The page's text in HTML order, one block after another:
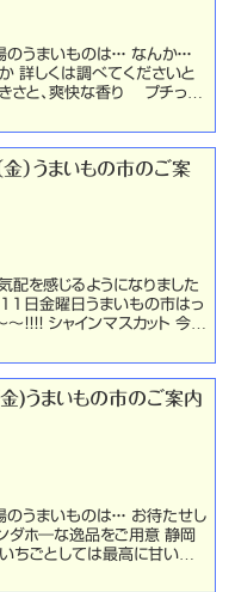
いものは・・・ なんか・・・
詳しくは調べてくださいと
さと、爽快な香り プチっと
金）うまいもの市のご案
配を感じるようになりました
１１日金曜日うまいもの市はっ
！！！ シャインマスカット 今、
金)うまいもの市のご案内
まいものは・・・ お待たせし
ンダホ―な逸品をご用意 静岡
ちごとしては最高に甘い部